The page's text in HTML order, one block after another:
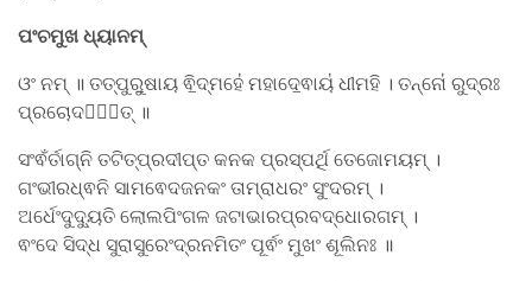
ପଂଚମୁଖ ଧ୍ୟାନମ୍
ଓଂ ନମ୍ ॥ ତତ୍ପୁରୁ॒ଷାୟ ଵି॒ଦ୍ମହେ॑ ମହାଦେ॒ଵାୟ॑ ଧୀମହି । ତନ୍ନୋ॑ ରୁଦ୍ରଃ
ପ୍ରଚୋଦୟା᳚ତ୍ ॥
ସଂ​ଵଁର୍ତାଗ୍ନି ତଟିତ୍ପ୍ରଦୀପ୍ତ କନକ ପ୍ରସ୍ପର୍ଥି ତେଜୋମୟମ୍ ।
ଗଂଭୀରଧ୍ଵନି ସାମଵେଦଜନକଂ ତାମ୍ରାଧରଂ ସୁଂଦରମ୍ ।
ଅର୍ଧେଂଦୁଦ୍ୟୁତି ଲୋଲପିଂଗଳ ଜଟାଭାରପ୍ରବଦ୍ଧୋରଗମ୍ ।
ଵଂଦେ ସିଦ୍ଧ ସୁରାସୁରେଂଦ୍ରନମିତଂ ପୂର୍ଵଂ ମୁଖଂ ଶୂଲିନଃ ॥